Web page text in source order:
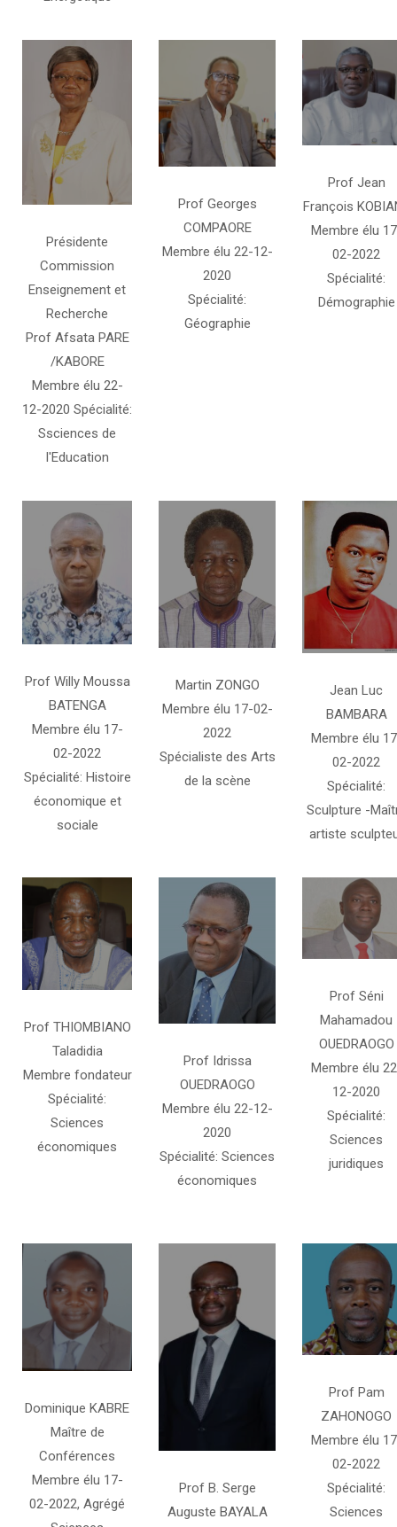
Présidente
Commission
Enseignement et
Recherche
Prof Afsata PARE
/KABORE
Membre élu 22-
12-2020 Spécialité:
Ssciences de
l'Education
Prof Georges
COMPAORE
Membre élu 22-12-
2020
Spécialité:
Géographie
Prof Jean
François
Membre élu
02-2022
Spécialité:
Démographie
Prof Willy Moussa
BATENGA
Membre élu 17-
02-2022
Spécialité: Histoire
économique et
sociale
Martin ZONGO
Membre élu 17-02-
2022
Spécialiste des Arts
de la scène
Jean Luc
BAMBARA
Membre élu
02-2022
Spécialité:
Sculpture -
artiste
Prof THIOMBIANO
Taladidia
Membre fondateur
Spécialité:
Sciences
économiques
Prof Idrissa
OUEDRAOGO
Membre élu 22-12-
2020
Spécialité: Sciences
économiques
Prof Séni
Mahamadou
OUEDRAOGO
Membre élu
12-2020
Spécialité:
Sciences
juridiques
Dominique KABRE
Maître de
Conférences
Membre élu 17-
02-2022, Agrégé
Prof B. Serge
Auguste BAYALA
Prof Pam
ZAHONOGO
Membre élu
02-2022
Spécialité:
Sciences